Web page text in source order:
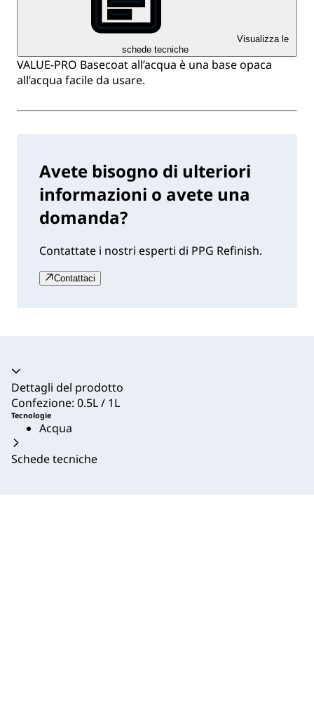
Visualizza le
schede tecniche
VALUE-PRO Basecoat all’acqua è una base opaca
all’acqua facile da usare.
Avete bisogno di ulteriori
informazioni o avete una
domanda?
Contattate i nostri esperti di PPG Refinish.
Contattaci
Dettagli del prodotto
Confezione: 0.5L / 1L
Tecnologie
Acqua
Schede tecniche